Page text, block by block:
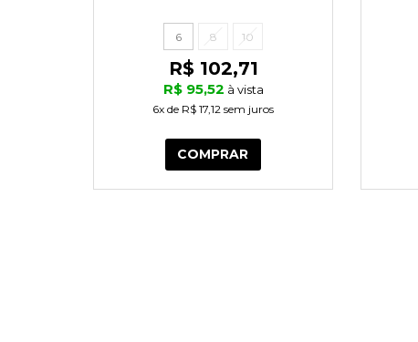
6 8 10
R$ 102,71
R$ 95,52 à vista
6x de R$ 17,12 sem juros
COMPRAR